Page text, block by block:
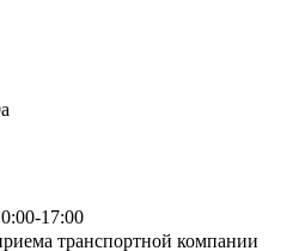
17:00
транспортной компании